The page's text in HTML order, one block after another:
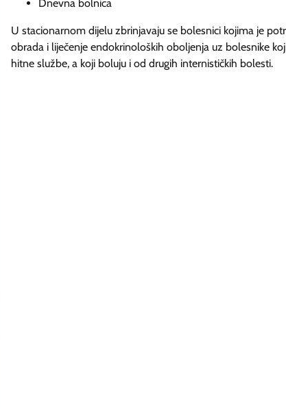
Dnevna bolnica
U stacionarnom dijelu zbrinjavaju se bolesnici kojima je
obrada i liječenje endokrinoloških oboljenja uz bolesnike
hitne službe, a koji boluju i od drugih internističkih bolesti.